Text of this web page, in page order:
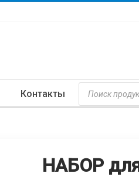
Контакты
Поиск
Товаров
НАБОР